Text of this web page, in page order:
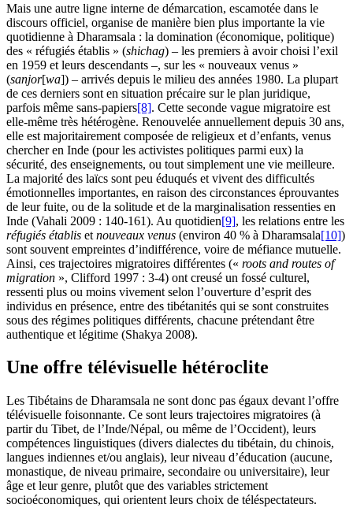
Mais une autre ligne interne de démarcation, escamotée dans le
discours officiel, organise de manière bien plus importante la vie
quotidienne à Dharamsala : la domination (économique, politique)
des « réfugiés établis » (shichag) – les premiers à avoir choisi l’exil
en 1959 et leurs descendants –, sur les « nouveaux venus »
(sanjor[wa]) – arrivés depuis le milieu des années 1980. La plupart
de ces derniers sont en situation précaire sur le plan juridique,
parfois même sans-papiers[8]. Cette seconde vague migratoire est
elle-même très hétérogène. Renouvelée annuellement depuis 30 ans,
elle est majoritairement composée de religieux et d’enfants, venus
chercher en Inde (pour les activistes politiques parmi eux) la
sécurité, des enseignements, ou tout simplement une vie meilleure.
La majorité des laïcs sont peu éduqués et vivent des difficultés
émotionnelles importantes, en raison des circonstances éprouvantes
de leur fuite, ou de la solitude et de la marginalisation ressenties en
Inde (Vahali 2009 : 140-161). Au quotidien[9], les relations entre les
réfugiés établis et nouveaux venus (environ 40 % à Dharamsala[10])
sont souvent empreintes d’indifférence, voire de méfiance mutuelle.
Ainsi, ces trajectoires migratoires différentes (« roots and routes of
migration », Clifford 1997 : 3-4) ont creusé un fossé culturel,
ressenti plus ou moins vivement selon l’ouverture d’esprit des
individus en présence, entre des tibétanités qui se sont construites
sous des régimes politiques différents, chacune prétendant être
authentique et légitime (Shakya 2008).
Une offre télévisuelle hétéroclite
Les Tibétains de Dharamsala ne sont donc pas égaux devant l’offre
télévisuelle foisonnante. Ce sont leurs trajectoires migratoires (à
partir du Tibet, de l’Inde/Népal, ou même de l’Occident), leurs
compétences linguistiques (divers dialectes du tibétain, du chinois,
langues indiennes et/ou anglais), leur niveau d’éducation (aucune,
monastique, de niveau primaire, secondaire ou universitaire), leur
âge et leur genre, plutôt que des variables strictement
socioéconomiques, qui orientent leurs choix de téléspectateurs.